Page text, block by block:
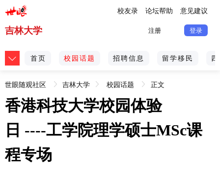
校友录 论坛帮助 意见建议
吉林大学 注册 登录
首页 校园话题 招聘信息 留学移民
世眼随观社区 吉林大学 校园话题
正文
香港科技大学校园体验
日 ----工学院理学硕士MSc课
程专场